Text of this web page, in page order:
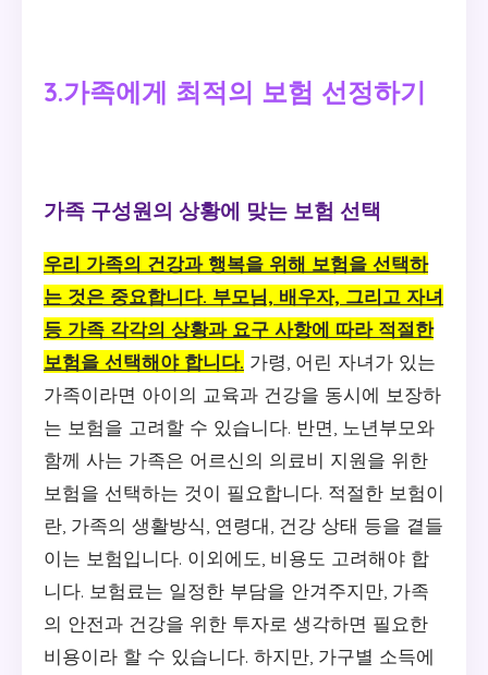
3.가족에게 최적의 보험 선정하기
가족 구성원의 상황에 맞는 보험 선택
우리 가족의 건강과 행복을 위해 보험을 선택하
는 것은 중요합니다. 부모님, 배우자, 그리고 자녀
등 가족 각각의 상황과 요구 사항에 따라 적절한
보험을 선택해야 합니다. 가령, 어린 자녀가 있는
가족이라면 아이의 교육과 건강을 동시에 보장하
는 보험을 고려할 수 있습니다. 반면, 노년부모와
함께 사는 가족은 어르신의 의료비 지원을 위한
보험을 선택하는 것이 필요합니다. 적절한 보험이
란, 가족의 생활방식, 연령대, 건강 상태 등을 곁들
이는 보험입니다. 이외에도, 비용도 고려해야 합
니다. 보험료는 일정한 부담을 안겨주지만, 가족
의 안전과 건강을 위한 투자로 생각하면 필요한
비용이라 할 수 있습니다. 하지만, 가구별 소득에